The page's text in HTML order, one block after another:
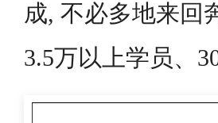
成, 不必多地来回
3.5万以上学员、